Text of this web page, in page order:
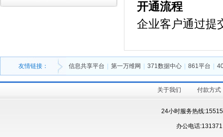
开通流程
企业客户通过提
友情链接： 信息共享平台 第一万维网 371数据中心 861平台
关于我们 付款方式
24小时服务热线
办公电话